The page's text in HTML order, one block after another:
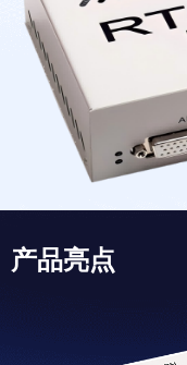
产品亮点